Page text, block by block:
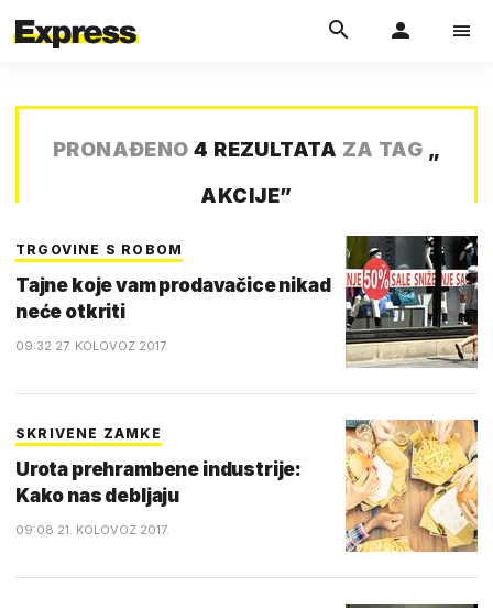
PRONAĐENO 4 REZULTATA ZA TAG „
AKCIJE”
TRGOVINE S ROBOM
Tajne koje vam prodavačice nikad
neće otkriti
09:32 27. KOLOVOZ 2017.
SKRIVENE ZAMKE
Urota prehrambene industrije:
Kako nas debljaju
09:08 21. KOLOVOZ 2017.